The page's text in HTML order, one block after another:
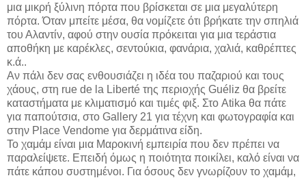
μια μικρή ξύλινη πόρτα που βρίσκεται σε μια μεγαλύτερη
πόρτα. Όταν μπείτε μέσα, θα νομίζετε ότι βρήκατε την σπηλιά
του Αλαντίν, αφού στην ουσία πρόκειται για μια τεράστια
αποθήκη με καρέκλες, σεντούκια, φανάρια, χαλιά, καθρέπτες
κ.ά..
Αν πάλι δεν σας ενθουσιάζει η ιδέα του παζαριού και τους
χάους, στη rue de la Liberté της περιοχής Guéliz θα βρείτε
καταστήματα με κλιματισμό και τιμές φιξ. Στο Atika θα πάτε
για παπούτσια, στο Gallery 21 για τέχνη και φωτογραφία και
στην Place Vendome για δερμάτινα είδη.
Το χαμάμ είναι μια Μαροκινή εμπειρία που δεν πρέπει να
παραλείψετε. Επειδή όμως η ποιότητα ποικίλει, καλό είναι να
πάτε κάπου συστημένοι. Για όσους δεν γνωρίζουν το χαμάμ,